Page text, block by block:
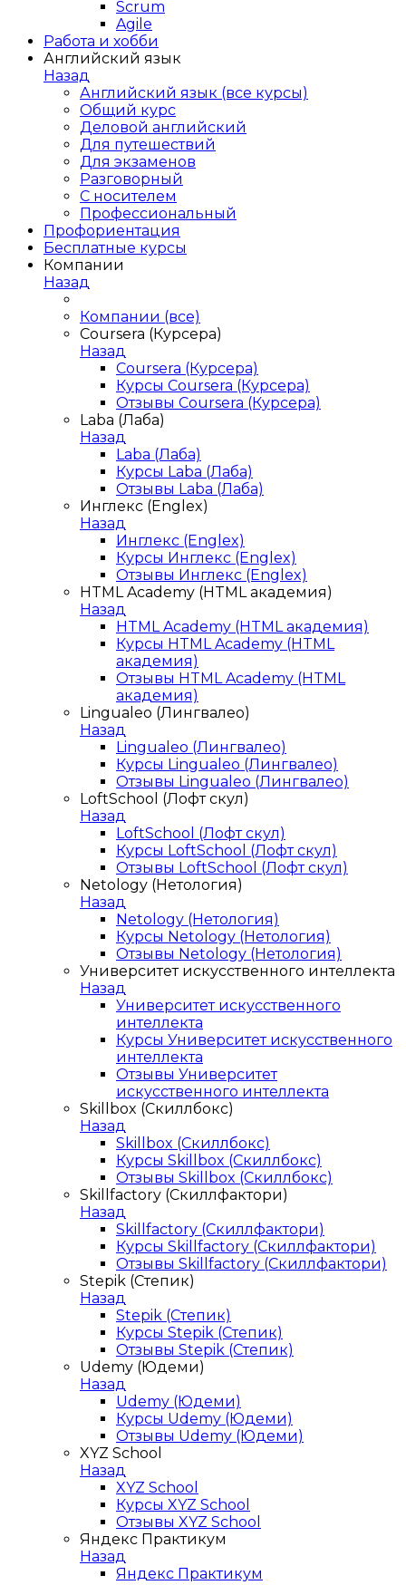
Scrum
Agile
Работа и хобби
Английский язык
Назад
Английский язык (все курсы)
Общий курс
Деловой английский
Для путешествий
Для экзаменов
Разговорный
С носителем
Профессиональный
Профориентация
Бесплатные курсы
Компании
Назад
Компании (все)
Coursera (Курсера)
Назад
Coursera (Курсера)
Курсы Coursera (Курсера)
Отзывы Coursera (Курсера)
Laba (Лаба)
Назад
Laba (Лаба)
Курсы Laba (Лаба)
Отзывы Laba (Лаба)
Инглекс (Englex)
Назад
Инглекс (Englex)
Курсы Инглекс (Englex)
Отзывы Инглекс (Englex)
HTML Academy (HTML академия)
Назад
HTML Academy (HTML академия)
Курсы HTML Academy (HTML
академия)
Отзывы HTML Academy (HTML
академия)
Lingualeo (Лингвалео)
Назад
Lingualeo (Лингвалео)
Курсы Lingualeo (Лингвалео)
Отзывы Lingualeo (Лингвалео)
LoftSchool (Лофт скул)
Назад
LoftSchool (Лофт скул)
Курсы LoftSchool (Лофт скул)
Отзывы LoftSchool (Лофт скул)
Netology (Нетология)
Назад
Netology (Нетология)
Курсы Netology (Нетология)
Отзывы Netology (Нетология)
Университет искусственного интеллекта
Назад
Университет искусственного
интеллекта
Курсы Университет искусственного
интеллекта
Отзывы Университет
искусственного интеллекта
Skillbox (Скиллбокс)
Назад
Skillbox (Скиллбокс)
Курсы Skillbox (Скиллбокс)
Отзывы Skillbox (Скиллбокс)
Skillfactory (Скиллфактори)
Назад
Skillfactory (Скиллфактори)
Курсы Skillfactory (Скиллфактори)
Отзывы Skillfactory (Скиллфактори)
Stepik (Степик)
Назад
Stepik (Степик)
Курсы Stepik (Степик)
Отзывы Stepik (Степик)
Udemy (Юдеми)
Назад
Udemy (Юдеми)
Курсы Udemy (Юдеми)
Отзывы Udemy (Юдеми)
XYZ School
Назад
XYZ School
Курсы XYZ School
Отзывы XYZ School
Яндекс Практикум
Назад
Яндекс Практикум